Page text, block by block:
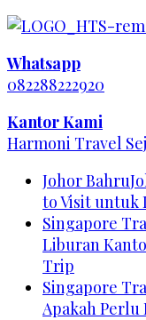
Whatsapp
082288222920
Kantor Kami
Harmoni Travel
Johor Bahru
to Visit untuk
Singapore
Liburan
Trip
Singapore
Apakah Perlu